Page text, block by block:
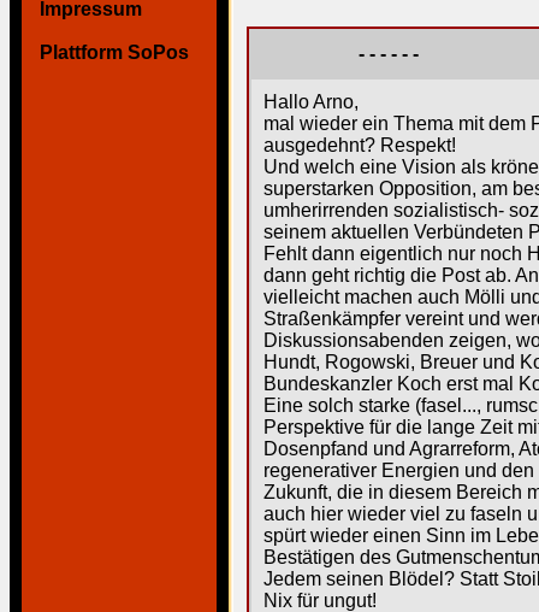
Impressum
Plattform SoPos - - - - - -
Hallo Arno,
mal wieder ein Thema mit dem
ausgedehnt? Respekt!
Und welch eine Vision als
superstarken Opposition, am
umherirrenden sozialistisch-
seinem aktuellen Verbündeten
Fehlt dann eigentlich nur noch
dann geht richtig die Post ab.
vielleicht machen auch Mölli
Straßenkämpfer vereint und
Diskussionsabenden zeigen,
Hundt, Rogowski, Breuer und
Bundeskanzler Koch erst mal
Eine solch starke (fasel...,
Perspektive für die lange Zeit
Dosenpfand und Agrarreform,
regenerativer Energien und
Zukunft, die in diesem Bereich
auch hier wieder viel zu faseln
spürt wieder einen Sinn im
Bestätigen des
Jedem seinen Blödel? Statt
Nix für ungut!